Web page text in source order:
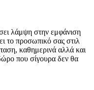
λάμψη στην εμφάνιση
το προσωπικό σας στιλ
καθημερινά αλλά και
που σίγουρα δεν θα